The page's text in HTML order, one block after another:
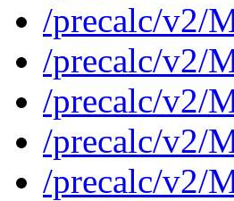
/precalc/v2/
/precalc/v2/
/precalc/v2/
/precalc/v2/
/precalc/v2/